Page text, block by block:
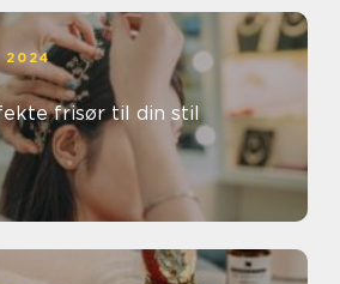
2024
frisør til din stil